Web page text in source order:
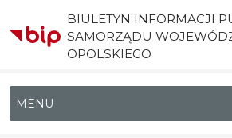
BIULETYN INFORMACJI
SAMORZĄDU
OPOLSKIEGO
Menu główne